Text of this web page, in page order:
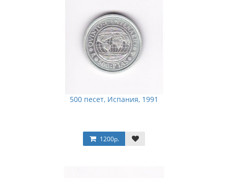
500 песет, Испания, 1991
1200р.